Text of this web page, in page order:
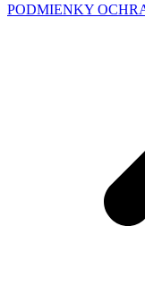
PODMIENKY